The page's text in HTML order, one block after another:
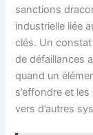
sanctions
industrielle liée
clés. Un
de défaillances
quand un
s’effondre et
vers d’autres